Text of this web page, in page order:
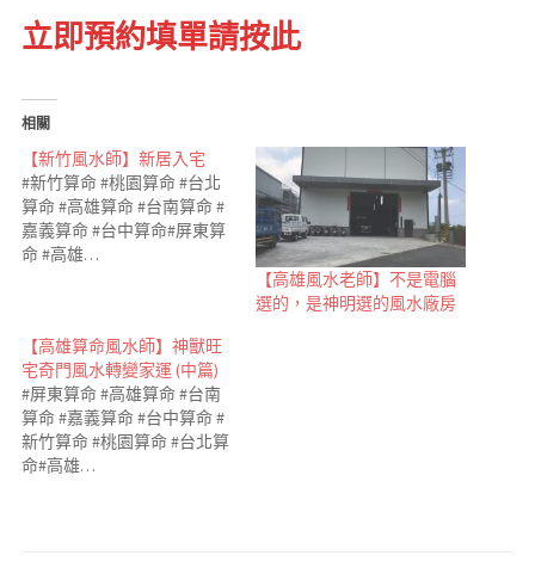
立即預約填單請按此
相關
【新竹風水師】新居入宅
#新竹算命 #桃園算命 #台北
算命 #高雄算命 #台南算命 #
嘉義算命 #台中算命#屏東算
命 #高雄…
【高雄風水老師】不是電腦
選的，是神明選的風水廠房
【高雄算命風水師】神獸旺
宅奇門風水轉變家運 (中篇)
#屏東算命 #高雄算命 #台南
算命 #嘉義算命 #台中算命 #
新竹算命 #桃園算命 #台北算
命#高雄…